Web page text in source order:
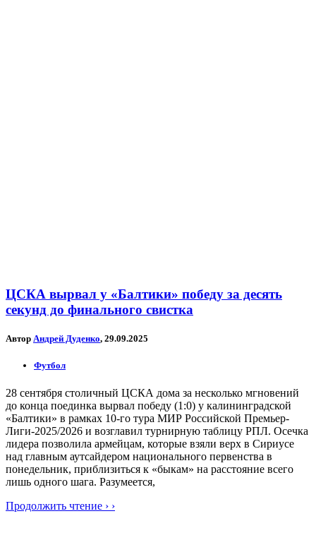
ЦСКА вырвал у «Балтики» победу за десять
секунд до финального свистка
Автор Андрей Дуденко, 29.09.2025
Футбол
28 сентября столичный ЦСКА дома за несколько мгновений
до конца поединка вырвал победу (1:0) у калининградской
«Балтики» в рамках 10-го тура МИР Российской Премьер-
Лиги-2025/2026 и возглавил турнирную таблицу РПЛ. Осечка
лидера позволила армейцам, которые взяли верх в Сириусе
над главным аутсайдером национального первенства в
понедельник, приблизиться к «быкам» на расстояние всего
лишь одного шага. Разумеется,
Продолжить чтение › ›